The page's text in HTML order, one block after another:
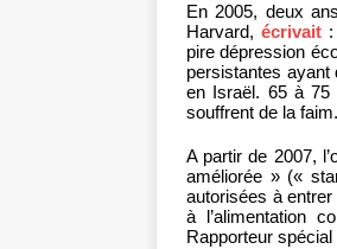
En 2005, deux
Harvard, écrivait:
pire dépression
persistantes
en Israël. 65 à 75
souffrent de la
A partir de 2007,
améliorée » («
autorisées à
à l’alimentation
Rapporteur